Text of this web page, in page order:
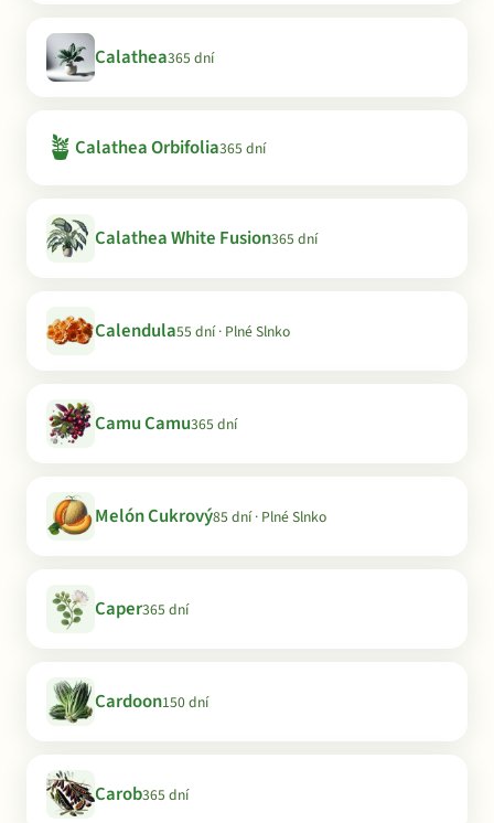
Calathea365 dní
🪴 Calathea Orbifolia365 dní
Calathea White Fusion365 dní
Calendula55 dní · Plné Slnko
Camu Camu365 dní
Melón Cukrový85 dní · Plné Slnko
Caper365 dní
Cardoon150 dní
Carob365 dní